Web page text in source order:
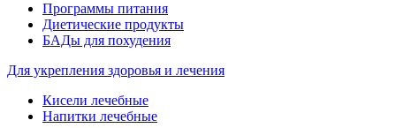
Программы питания
Диетические продукты
БАДы для похудения
Для укрепления здоровья и лечения
Кисели лечебные
Напитки лечебные